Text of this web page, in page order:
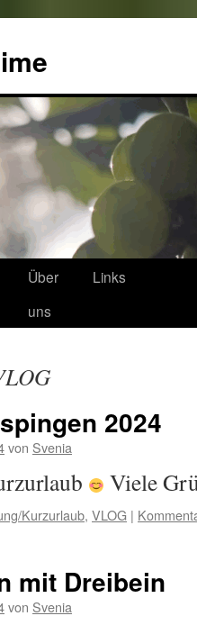
Über
uns
Links
2024
von Svenia
Viele
Kurzurlaub, VLOG |
mit Dreibein
von Svenia